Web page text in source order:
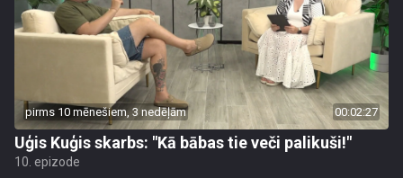
pirms 10 mēnešiem, 3 nedēļām 00:02:27
Uģis Kuģis skarbs: "Kā bābas tie veči palikuši!"
10. epizode